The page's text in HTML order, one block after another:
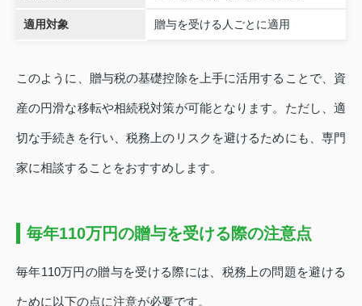
適用対象 贈与を受ける人ごとに適用
このように、贈与税の基礎控除を上手に活用することで、資
産の円滑な移転や相続税対策が可能となります。ただし、適
切な手続きを行い、税務上のリスクを避けるためにも、専門
家に相談することをおすすめします。
毎年110万円の贈与を受ける際の注意点
毎年110万円の贈与を受ける際には、税務上の問題を避ける
ために以下の点に注意が必要です。